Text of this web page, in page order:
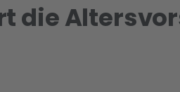
die